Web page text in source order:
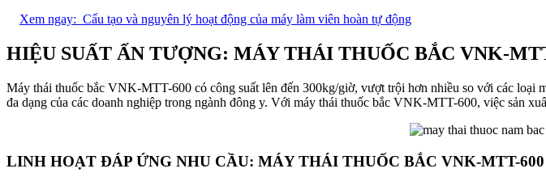
Xem ngay: Cấu tạo và nguyên lý hoạt động của máy làm viên hoàn tự động
HIỆU SUẤT ẤN TƯỢNG: MÁY THÁI THUỐC BẮC VNK-
Máy thái thuốc bắc VNK-MTT-600 có công suất lên đến 300kg/giờ, vượt trội hơn nhiều so với các
đa dạng của các doanh nghiệp trong ngành đông y. Với máy thái thuốc bắc VNK-MTT-600, việc sản
LINH HOẠT ĐÁP ỨNG NHU CẦU: MÁY THÁI THUỐC BẮC VNK-MTT-